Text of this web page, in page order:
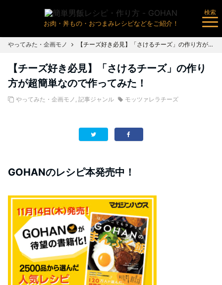
お肉・丼もの・おつまみレシピなどをご紹介！
検索
やってみた・企画モノ 【チーズ好き必見】「さけるチーズ」の作り方が超簡単なので作ってみた！
【チーズ好き必見】「さけるチーズ」の作り
方が超簡単なので作ってみた！
やってみた・企画モノ , 記事ジャンル モッツァレラチーズ
GOHANのレシピ本発売中！